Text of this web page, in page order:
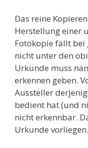
Das reine
Herstellung einer
Fotokopie fällt bei
nicht unter den
Urkunde muss
erkennen geben.
Aussteller
bedient hat (und
nicht erkennbar.
Urkunde vorliegen.